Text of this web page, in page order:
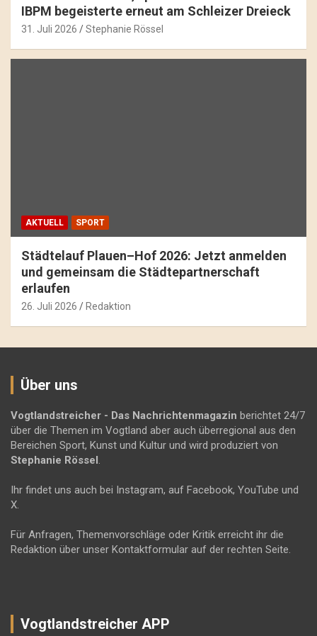
IBPM begeisterte erneut am Schleizer Dreieck
31. Juli 2026 Stephanie Rössel
AKTUELL SPORT
Städtelauf Plauen–Hof 2026: Jetzt anmelden
und gemeinsam die Städtepartnerschaft
erlaufen
26. Juli 2026 Redaktion
Über uns
Vogtlandstreicher - Das Nachrichtenmagazin berichtet 24/7
über die Themen im Vogtland aber auch überregional aus den
Bereichen Sport, Kunst und Kultur und wird produziert von
Stephanie Rössel.
Ihr findet uns auch bei Instagram, auf Facebook, YouTube und
X.
Für Anfragen, Themenvorschläge oder Kritik erreicht ihr die
Redaktion über unser Kontaktformular auf der rechten Seite.
Vogtlandstreicher APP